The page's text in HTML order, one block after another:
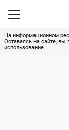
На информационном
Оставаясь на сайте, вы
использование.